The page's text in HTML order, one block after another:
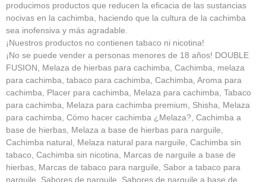
producimos productos que reducen la eficacia de las sustancias
nocivas en la cachimba, haciendo que la cultura de la cachimba
sea inofensiva y más agradable.
¡Nuestros productos no contienen tabaco ni nicotina!
¡No se puede vender a personas menores de 18 años! DOUBLE
FUSION, Melaza de hierbas para cachimba, Cachimba, melaza
para cachimba, tabaco para cachimba, Cachimba, Aroma para
cachimba, Placer para cachimba, Melaza para cachimba, Tabaco
para cachimba, Melaza para cachimba premium, Shisha, Melaza
para cachimba, Cómo hacer cachimba ¿Melaza?, Cachimba a
base de hierbas, Melaza a base de hierbas para narguile,
Cachimba natural, Melaza natural para narguile, Cachimba sin
tabaco, Cachimba sin nicotina, Marcas de narguile a base de
hierbas, Marcas de tabaco para narguile, Sabor a tabaco para
narguile, Sabores de narguile, Sabores de narguile a base de